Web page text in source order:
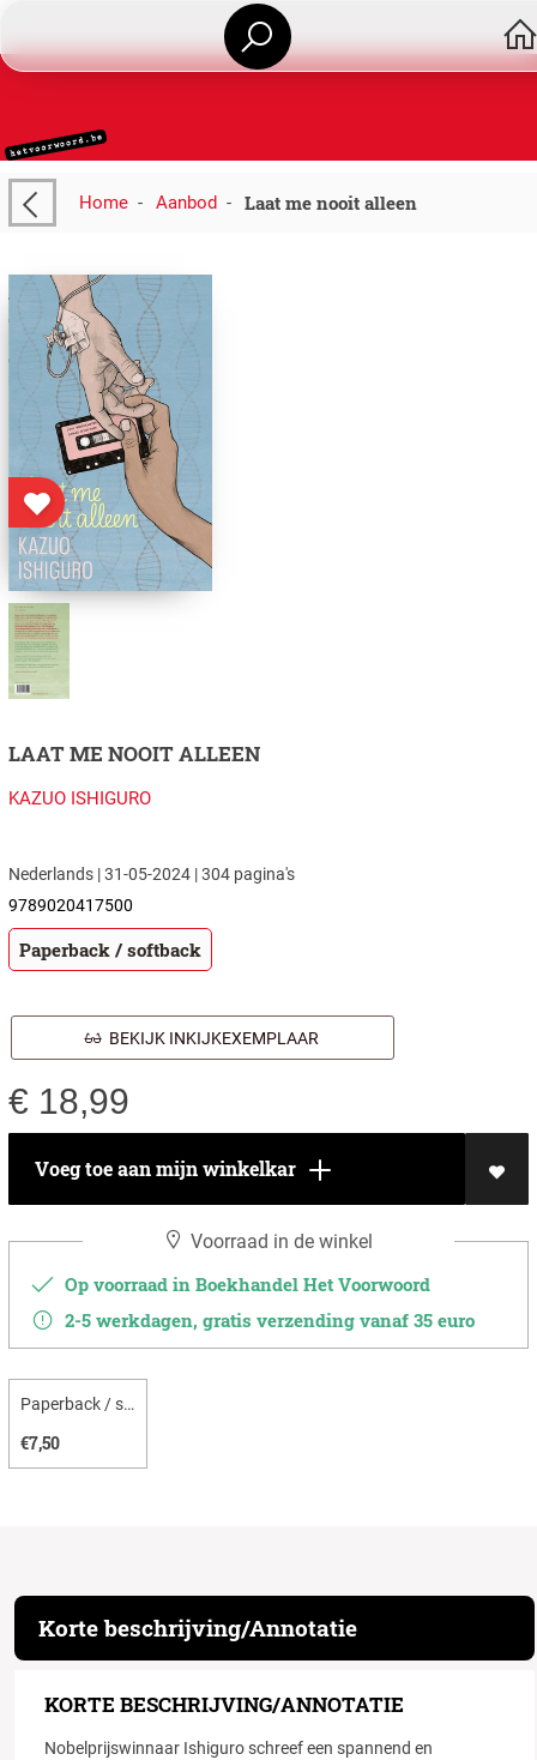
Home- Aanbod- Laat me nooit alleen
LAAT ME NOOIT ALLEEN
KAZUO ISHIGURO
Nederlands | 31-05-2024 | 304 pagina's
9789020417500
Paperback / softback
BEKIJK INKIJKEXEMPLAAR
€ 18,99
Voeg toe aan mijn winkelkar
Voorraad in de winkel
Op voorraad in Boekhandel Het Voorwoord
2-5 werkdagen, gratis verzending vanaf 35 euro
Paperback / softback
€7,50
Korte beschrijving/Annotatie
KORTE BESCHRIJVING/ANNOTATIE
Nobelprijswinnaar Ishiguro schreef een spannend en